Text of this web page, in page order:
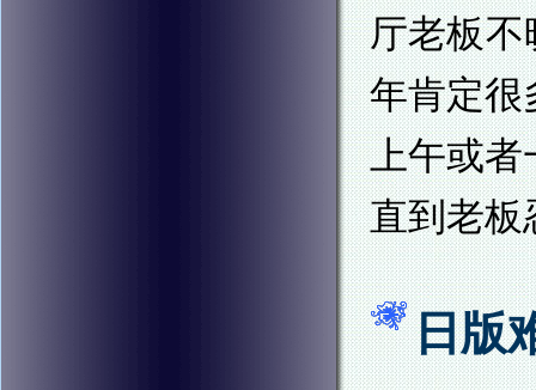
厅老板
年肯定很
上午或者
直到老板
日版